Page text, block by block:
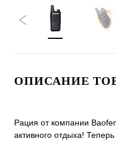
ОПИСАНИЕ
Рация от компании
активного отдыха!